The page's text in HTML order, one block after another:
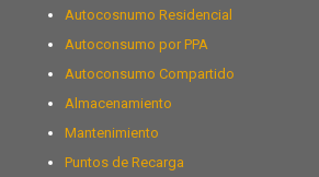
Autocosnumo Residencial
Autoconsumo por PPA
Autoconsumo Compartido
Almacenamiento
Mantenimiento
Puntos de Recarga